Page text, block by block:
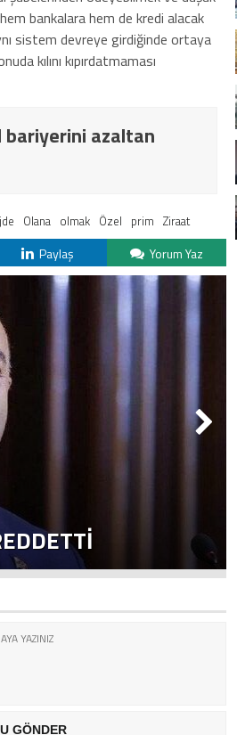
bankalara hem de kredi alacak
sistem devreye girdiğinde ortaya
kılını kıpırdatmaması
bariyerini azaltan
Olana olmak Özel prim Ziraat
Paylaş Yorum Yaz
GÖNDER